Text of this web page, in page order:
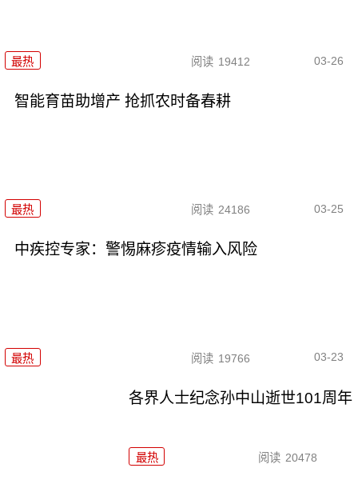
最热 阅读 19412 03-26
智能育苗助增产 抢抓农时备春耕
最热 阅读 24186 03-25
中疾控专家：警惕麻疹疫情输入风险
最热 阅读 19766 03-23
各界人士纪念孙中山逝世101周年
最热 阅读 20478